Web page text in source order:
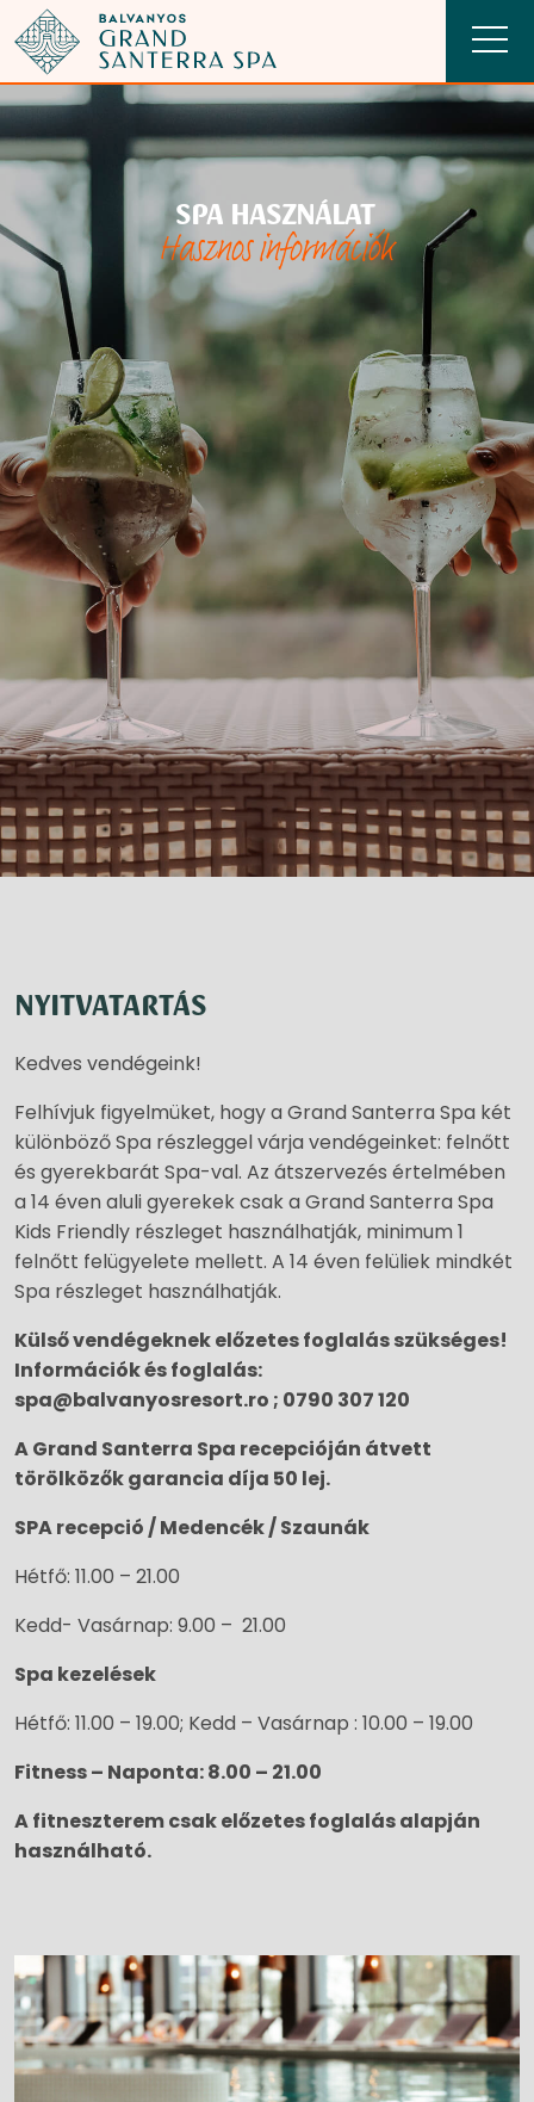
SPA HASZNÁLAT
Hasznos információk
NYITVATARTÁS
Kedves vendégeink!
Felhívjuk figyelmüket, hogy a Grand Santerra Spa két
különböző Spa részleggel várja vendégeinket: felnőtt
és gyerekbarát Spa-val. Az átszervezés értelmében
a 14 éven aluli gyerekek csak a Grand Santerra Spa
Kids Friendly részleget használhatják, minimum 1
felnőtt felügyelete mellett. A 14 éven felüliek mindkét
Spa részleget használhatják.
Külső vendégeknek előzetes foglalás szükséges!
Információk és foglalás:
spa@balvanyosresort.ro ; 0790 307 120
A Grand Santerra Spa recepcióján átvett
törölközők garancia díja 50 lej.
SPA recepció / Medencék / Szaunák
Hétfő: 11.00 – 21.00
Kedd- Vasárnap: 9.00 – 21.00
Spa kezelések
Hétfő: 11.00 – 19.00; Kedd – Vasárnap : 10.00 – 19.00
Fitness – Naponta:8.00 – 21.00
A fitneszterem csak előzetes foglalás alapján
használható.